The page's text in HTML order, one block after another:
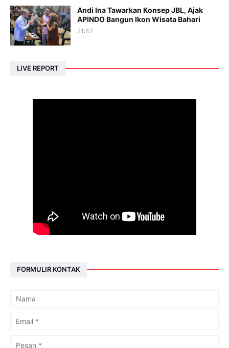
Andi Ina Tawarkan Konsep JBL, Ajak
APINDO Bangun Ikon Wisata Bahari
21:47
LIVE REPORT
FORMULIR KONTAK